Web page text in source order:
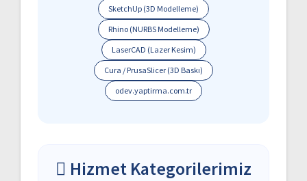
SketchUp (3D Modelleme)
Rhino (NURBS Modelleme)
LaserCAD (Lazer Kesim)
Cura / PrusaSlicer (3D Baskı)
odev.yaptirma.com.tr
Hizmet Kategorilerimiz